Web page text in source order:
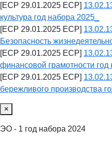
[ECP 29.01.2025 ECP]
культура год набора 2025_
[ECP 29.01.2025 ECP]
Безопасность
[ECP 29.01.2025 ECP]
финансовой грамотности год
[ECP 29.01.2025 ECP]
бережливого производства
×
ЭО - 1 год набора 2024